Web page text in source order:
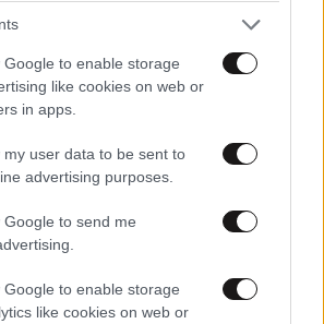
Google to enable storage
like cookies on web or
in apps.
my user data to be sent to
advertising purposes.
to send me
Google to enable storage
like cookies on web or